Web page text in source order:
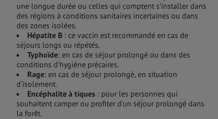
une longue durée ou celles qui comptent s’installer dans
des régions à conditions sanitaires incertaines ou dans
des zones isolées.
Hépatite B : ce vaccin est recommandé en cas de
séjours longs ou répétés.
Typhoïde: en cas de séjour prolongé ou dans des
conditions d’hygiène précaires.
Rage: en cas de séjour prolongé, en situation
d’isolement.
Encéphalite à tiques : pour les personnes qui
souhaitent camper ou profiter d'un séjour prolongé dans
la forêt.